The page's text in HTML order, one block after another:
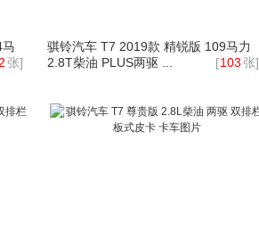
张]
骐铃汽车 T7 2019款 精锐版 109马力
2.8T柴油 PLUS两驱 ...
[103 张]